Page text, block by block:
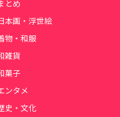
とめ
本画・浮世絵
物・和服
雑貨
菓子
ンタメ
史・文化